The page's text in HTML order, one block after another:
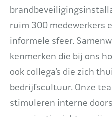
ruim 300 medewerkers
informele sfeer.
kenmerken die bij ons
ook collega’s die zich
bedrijfscultuur. Onze
stimuleren interne